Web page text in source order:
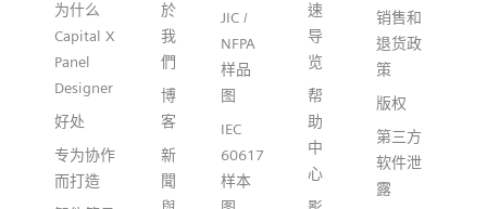
为什么
Capital X
Panel
Designer
好处
专为协作
而打造
於
我
們
博
客
新
聞
JIC /
NFPA
样品
图
IEC
60617
样本
速
导
览
帮
助
中
心
销售和
退货政
策
版权
第三方
软件泄
露